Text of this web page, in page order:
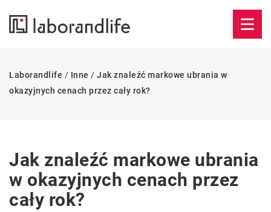
Laborandlife / Inne / Jak znaleźć markowe ubrania w
okazyjnych cenach przez cały rok?
Jak znaleźć markowe ubrania
w okazyjnych cenach przez
cały rok?